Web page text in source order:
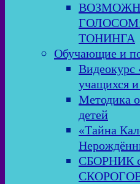
ГОЛОСОМ:
ТОНИНГА
Обучающие и
Видеокурс
учащихся и
Методика
детей
«Тайна
СБОРНИК